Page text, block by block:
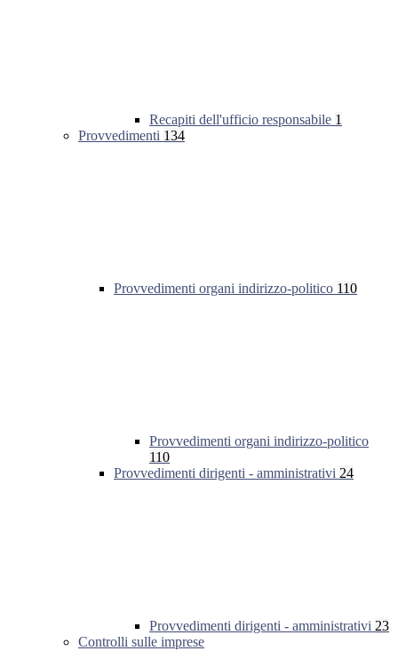
Recapiti dell'ufficio responsabile 1
Provvedimenti 134
Provvedimenti organi indirizzo-politico 110
Provvedimenti organi indirizzo-politico
110
Provvedimenti dirigenti - amministrativi 24
Provvedimenti dirigenti - amministrativi 23
Controlli sulle imprese